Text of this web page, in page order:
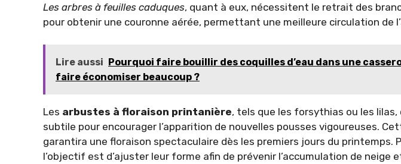
Les arbres à feuilles caduques, quant à eux, nécessitent le retrait des
pour obtenir une couronne aérée, permettant une meilleure circulation de
Lire aussi
Pourquoi faire bouillir des coquilles d’eau dans une
faire économiser beaucoup ?
Les arbustes à floraison printanière, tels que les forsythias ou les
subtile pour encourager l’apparition de nouvelles pousses vigoureuses.
garantira une floraison spectaculaire dès les premiers jours du printemps.
l’objectif est d’ajuster leur forme afin de prévenir l’accumulation de neige